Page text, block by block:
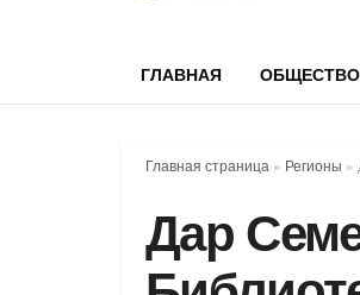
ГЛАВНАЯ ОБЩЕСТВО
Главная страница » Регионы »
Дар